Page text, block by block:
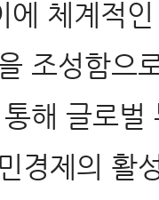
에 체계적
조성함으
해 글로벌
경제의 활